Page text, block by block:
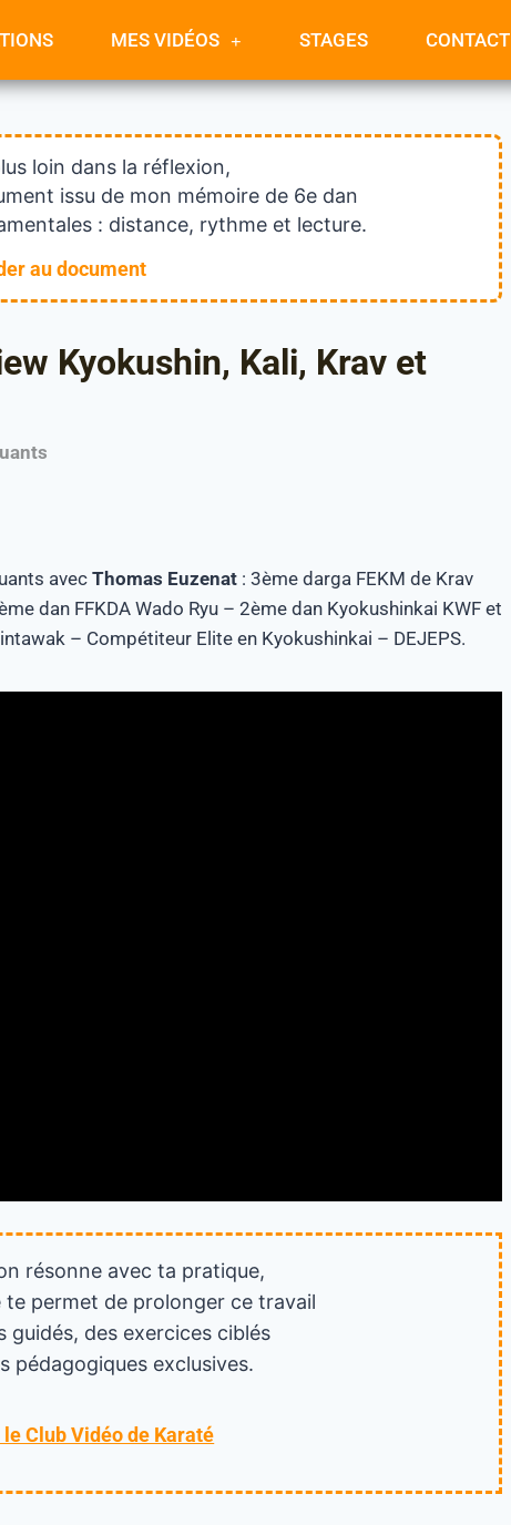
MES VIDÉOS STAGES CONTACT
loin dans la réflexion,
issu de mon mémoire de 6e dan
: distance, rythme et lecture.
au document
Kyokushin, Kali, Krav et
avec Thomas Euzenat : 3ème darga FEKM de Krav
dan FFKDA Wado Ryu – 2ème dan Kyokushinkai KWF et
– Compétiteur Elite en Kyokushinkai – DEJEPS.
résonne avec ta pratique,
te permet de prolonger ce travail
guidés, des exercices ciblés
pédagogiques exclusives.
Club Vidéo de Karaté